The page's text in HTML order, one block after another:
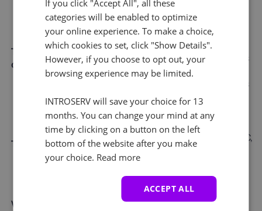
ressource
Types
d'autorisations
Basé sur un mot
de passe, sans
mot de passe,
multifacteur, basé
sur un jeton, basé
sur la biométrie,
social.
Basé sur les
rôles, basé sur
les attributs,
contrôle d'accès
obligatoire,
contrôle d'accès
discrétionnaire.
Techniques
Mots de passe,
jetons, cartes à
puce, biométrie,
SSO,
authentification
sociale.
ACL, RBAC, ABAC,
SAML, OAuth.
Vérification
Vérifie l'identité de
Vérifie les
permissions de
If you click "Accept All", all these
categories will be enabled to optimize
your online experience. To make a choice,
which cookies to set, click "Show Details".
However, if you choose to opt out, your
browsing experience may be limited.
INTROSERV will save your choice for 13
months. You can change your mind at any
time by clicking on a button on the left
bottom of the website after you make
your choice. Read more
ACCEPT ALL